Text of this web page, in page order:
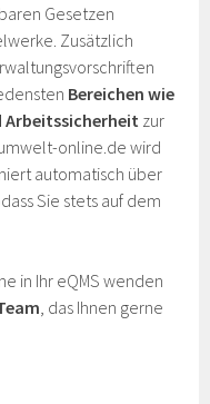
Gesetzen
Zusätzlich
Bereichen wie
zur
online.de wird
automatisch über
Sie stets auf dem
in Ihr eQMS wenden
, das Ihnen gerne